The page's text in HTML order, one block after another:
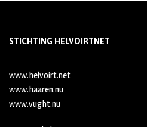
STICHTING HELVOIRTNET
www.helvoirt.net
www.haaren.nu
www.vught.nu